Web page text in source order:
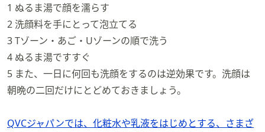
1 ぬるま湯で顔を濡らす
2 洗顔料を手にとって泡立てる
3 Tゾーン・あご・Uゾーンの順で洗う
4 ぬるま湯ですすぐ
5 また、一日に何回も洗顔をするのは逆効果です。洗顔は
朝晩の二回だけにとどめておきましょう。
QVCジャパンでは、化粧水や乳液をはじめとする、さまざ